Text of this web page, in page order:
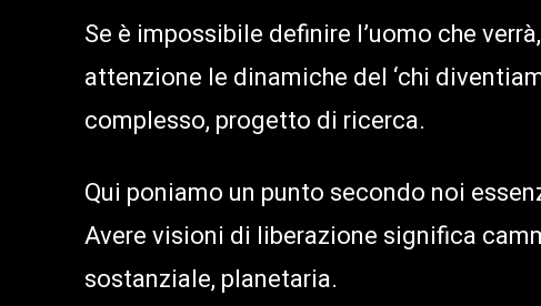
Se è impossibile definire l’uomo che
attenzione le dinamiche del ‘chi
complesso, progetto di ricerca.
Qui poniamo un punto secondo noi
Avere visioni di liberazione significa
sostanziale, planetaria.